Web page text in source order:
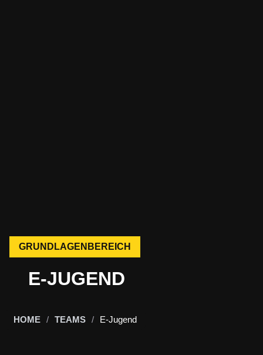
GRUNDLAGENBEREICH
E-JUGEND
HOME / TEAMS / E-Jugend